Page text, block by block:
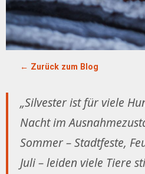
← Zurück zum Blog
„Silvester ist für viele
Nacht im
Sommer – Stadtfeste,
Juli – leiden viele Tiere